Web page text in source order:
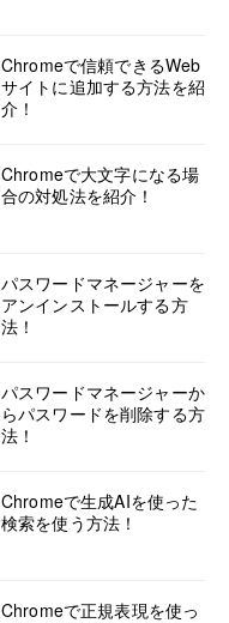
Chromeで信頼できるWeb
サイトに追加する方法を紹
介！
Chromeで大文字になる場
合の対処法を紹介！
パスワードマネージャーを
アンインストールする方
法！
パスワードマネージャーか
らパスワードを削除する方
法！
Chromeで生成AIを使った
検索を使う方法！
Chromeで正規表現を使っ